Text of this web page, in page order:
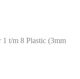
t/m 8 Plastic (3mm